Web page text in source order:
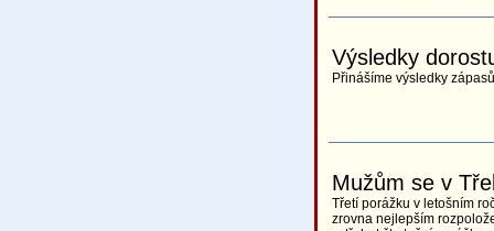
Výsledky
Přinášíme výsledky
Mužům se v
Třetí porážku v letošním
zrovna nejlepším